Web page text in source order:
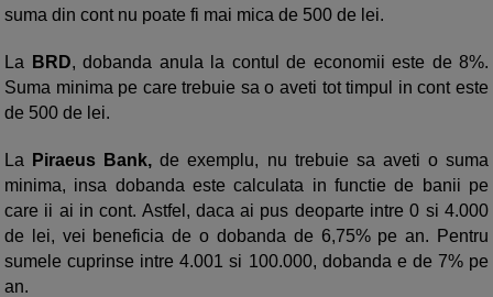
suma din cont nu poate fi mai mica de 500 de lei.
La BRD, dobanda anula la contul de economii este de 8%.
Suma minima pe care trebuie sa o aveti tot timpul in cont este
de 500 de lei.
La Piraeus Bank, de exemplu, nu trebuie sa aveti o suma
minima, insa dobanda este calculata in functie de banii pe
care ii ai in cont. Astfel, daca ai pus deoparte intre 0 si 4.000
de lei, vei beneficia de o dobanda de 6,75% pe an. Pentru
sumele cuprinse intre 4.001 si 100.000, dobanda e de 7% pe
an.